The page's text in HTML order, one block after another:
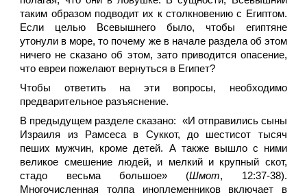
таким образом подводит их к столкновению с Египтом.
Если целью Всевышнего было, чтобы египтяне
утонули в море, то почему же в начале раздела об этом
ничего не сказано об этом, зато приводится опасение,
что евреи пожелают вернуться в Египет?
Чтобы ответить на эти вопросы, необходимо
предварительное разъяснение.
В предыдущем разделе сказано: «И отправились сыны
Израиля из Рамсеса в Суккот, до шестисот тысяч
пеших мужчин, кроме детей. А также вышло с ними
великое смешение людей, и мелкий и крупный скот,
стадо весьма большое» (Шмот, 12:37-38).
Многочисленная толпа иноплеменников включает в